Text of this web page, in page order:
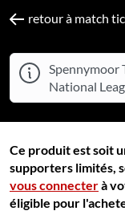
retour à match
Spennymoor
National
Ce produit est soit
supporters limités,
vous connecterà
éligible pour